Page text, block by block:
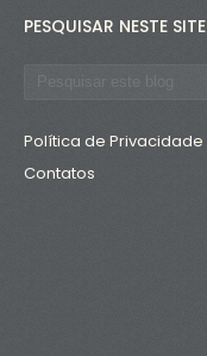
PESQUISAR NESTE SITE
Política de Privacidade
Contatos